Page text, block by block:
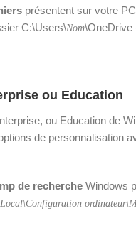
présentent sur votre
C:\Users\Nom\OneDrive
ou Education
ou Education de
de personnalisation
de recherche Windows